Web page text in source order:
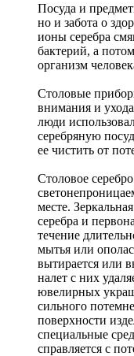
Посуда и
но и забота о
ионы серебра
бактерий, а
организм
Столовые
внимания и
люди
серебряную
ее чистить от
Столовое
месте.
серебра и
течение
мытья или
вытирается или
налет с них
ювелирных
сильного
поверхности
специальные
справляется с